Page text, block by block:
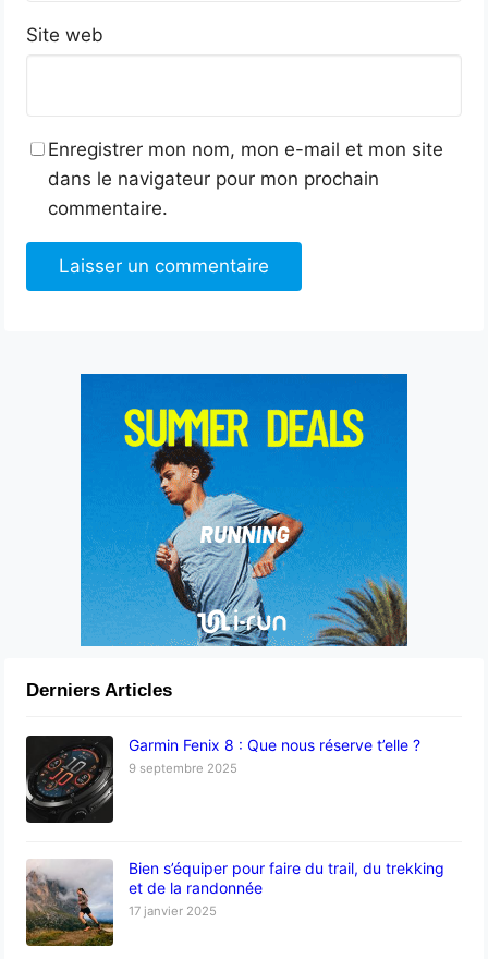
Site web
Enregistrer mon nom, mon e-mail et mon site
dans le navigateur pour mon prochain
commentaire.
Derniers Articles
Garmin Fenix 8 : Que nous réserve t’elle ?
9 septembre 2025
Bien s’équiper pour faire du trail, du trekking
et de la randonnée
17 janvier 2025